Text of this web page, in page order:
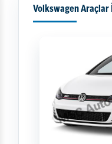
Volkswagen Araçlar